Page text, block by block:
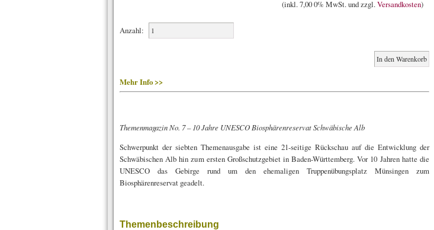
(inkl. 7,00 0% MwSt. und zzgl.Versandkosten)
Anzahl:
Mehr Info >>
Themenmagazin No. 7 – 10 Jahre UNESCO Biosphärenreservat Schwäbische Alb
Schwerpunkt der siebten Themenausgabe ist eine 21-seitige Rückschau auf die Entwicklung der
Schwäbischen Alb hin zum ersten Großschutzgebiet in Baden-Württemberg. Vor 10 Jahren hatte die
UNESCO das Gebirge rund um den ehemaligen Truppenübungsplatz Münsingen zum
Biosphärenreservat geadelt.
Themenbeschreibung